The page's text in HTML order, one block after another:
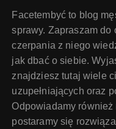
Facetembyć to blog
sprawy. Zapraszam
czerpania z niego
jak dbać o siebie.
znajdziesz tutaj wiele
uzupełniających oraz
Odpowiadamy
postaramy się